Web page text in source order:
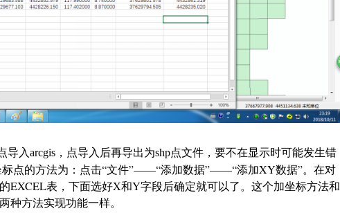
导入arcgis ，点导入后再导出为shp点文件，要不在显示时可能发生错
标点的方法为：点击“文件”——“添加数据”——“添加XY数据”。在对
EXCEL表，下面选好X和Y字段后确定就可以了。这个加坐标方法和
种方法实现功能一样。